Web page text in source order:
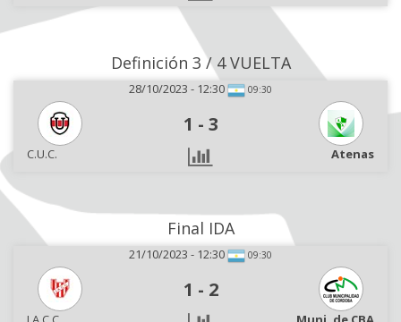
Definición 3 / 4 VUELTA
28/10/2023 - 12:30 09:30
1 - 3
C.U.C. Atenas
Final IDA
21/10/2023 - 12:30 09:30
1 - 2